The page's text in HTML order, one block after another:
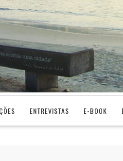
ENTREVISTAS E-BOOK